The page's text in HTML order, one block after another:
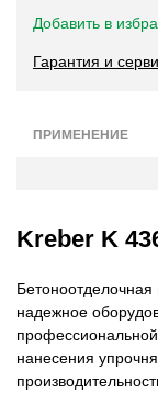
Добавить в
Гарантия и
ПРИМЕНЕНИЕ
Kreber K
надежное
нанесения